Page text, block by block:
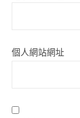
個人網站網址